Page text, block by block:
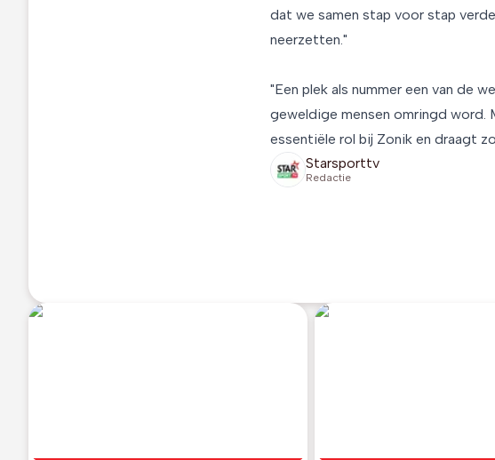
dat we samen stap voor stap
neerzetten."
"Een plek als nummer een van de
geweldige mensen omringd word.
essentiële rol bij Zonik en draagt
Starsporttv
Redactie